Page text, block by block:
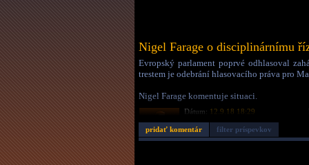
Nigel Farage o disciplinárnímu
Evropský parlament poprvé odhlasoval
trestem je odebrání hlasovacího práva pro
Nigel Farage komentuje situaci.
Dátum: 12.9.18 18:29
Dĺžka:
2:15
pridať komentár filter príspevkov